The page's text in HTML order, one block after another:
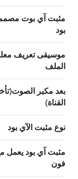
مثبت آي بوت
بود
موسيقى تعريف
الملف
بعد مكبر
القناة)
نوع مثبت الآي بود
مثبت آي بود يعمل
فون